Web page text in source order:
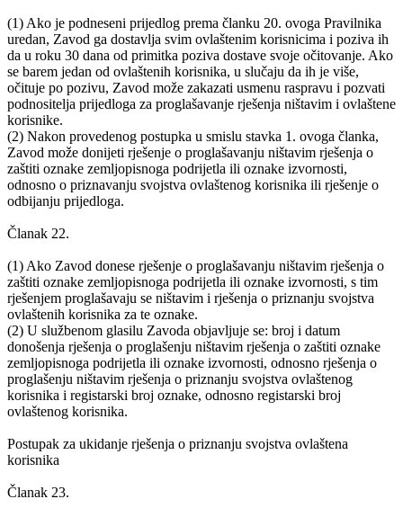
(1) Ako je podneseni prijedlog prema članku 20. ovoga Pravilnika
uredan, Zavod ga dostavlja svim ovlaštenim korisnicima i poziva ih
da u roku 30 dana od primitka poziva dostave svoje očitovanje. Ako
se barem jedan od ovlaštenih korisnika, u slučaju da ih je više,
očituje po pozivu, Zavod može zakazati usmenu raspravu i pozvati
podnositelja prijedloga za proglašavanje rješenja ništavim i ovlaštene
korisnike.
(2) Nakon provedenog postupka u smislu stavka 1. ovoga članka,
Zavod može donijeti rješenje o proglašavanju ništavim rješenja o
zaštiti oznake zemljopisnoga podrijetla ili oznake izvornosti,
odnosno o priznavanju svojstva ovlaštenog korisnika ili rješenje o
odbijanju prijedloga.
Članak 22.
(1) Ako Zavod donese rješenje o proglašavanju ništavim rješenja o
zaštiti oznake zemljopisnoga podrijetla ili oznake izvornosti, s tim
rješenjem proglašavaju se ništavim i rješenja o priznanju svojstva
ovlaštenih korisnika za te oznake.
(2) U službenom glasilu Zavoda objavljuje se: broj i datum
donošenja rješenja o proglašenju ništavim rješenja o zaštiti oznake
zemljopisnoga podrijetla ili oznake izvornosti, odnosno rješenja o
proglašenju ništavim rješenja o priznanju svojstva ovlaštenog
korisnika i registarski broj oznake, odnosno registarski broj
ovlaštenog korisnika.
Postupak za ukidanje rješenja o priznanju svojstva ovlaštena
korisnika
Članak 23.